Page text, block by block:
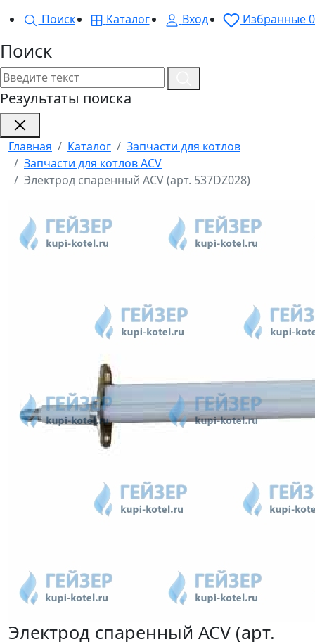
Поиск
Каталог Вход Избранные0
Поиск
Результаты поиска
Главная Каталог
Запчасти для котлов
Запчасти для котлов ACV
Электрод спаренный ACV (арт. 537DZ028)
Электрод спаренный ACV (арт.